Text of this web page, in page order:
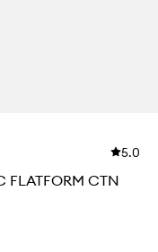
5.0
CTN